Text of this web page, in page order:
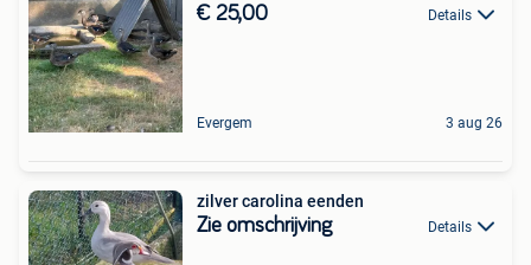
€ 25,00 Details
Evergem 3 aug 26
zilver carolina eenden
Zie omschrijving Details